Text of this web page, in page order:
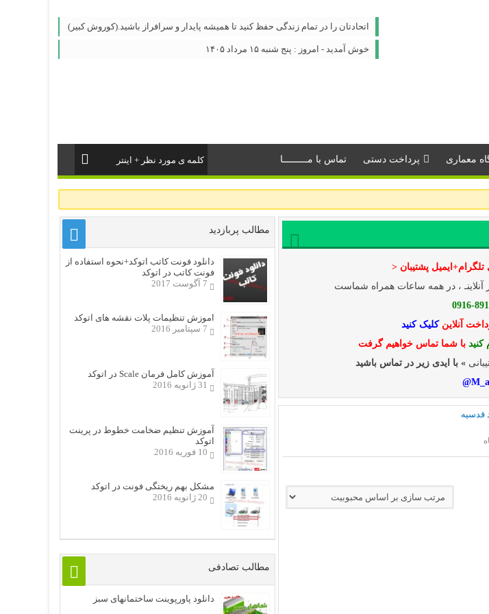
اتحادتان را در تمام زندگی حفظ کنید تا همیشه پایدار و سرافراز باشید.(کوروش کبیر)
خوش آمدید - امروز : پنج شنبه ۱۵ مرداد ۱۴۰۵
معماری پرداخت دستی تماس با مـــــــــا
پشتیبان <
، در همه ساعات همراه شماست
آنلاینکلیک کنید
کنیدبا شما تماس خواهیم گرفت
» با ایدی زیر در تماس باشید
قدسیه
مطالب پربازدید
دانلود فونت کاتب اتوکد+نحوه استفاده از
فونت کاتب در اتوکد
7 آگوست 2017
اموزش تنظیمات پلات نقشه های اتوکد
7 سپتامبر 2016
آموزش کامل فرمان Scale در اتوکد
31 ژانویه 2016
آموزش تنظیم ضخامت خطوط در پرینت
اتوکد
10 فوریه 2016
مشکل بهم ریختگی فونت در اتوکد
20 ژانویه 2016
مطالب تصادفی
دانلود پاورپوینت ساختمانهای سبز